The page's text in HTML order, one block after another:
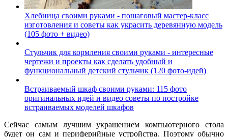
Хлебница своими руками - пошаговый мастер-класс
изготовления и советы как украсить деревянную модель
(105 фото + видео)
Стульчик для кормления своими руками - интересные
чертежи и проекты как сделать удобный и
функциональный детский стульчик (120 фото-идей)
Встраиваемый шкаф своими руками: 115 фото
оригинальных идей и видео советы по постройке
встраиваемых моделей шкафов
Сейчас самым лучшим украшением компьютерного стола
будет он сам и периферийные устройства. Поэтому обычно